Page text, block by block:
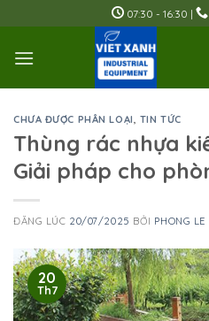
to
content
07:30 - 16:30 |
CHƯA ĐƯỢC PHÂN LOẠI, TIN TỨC
Thùng rác nhựa
Giải pháp cho
ĐĂNG LÚC 20/07/2025 BỞI PHONG LE
20
Th7